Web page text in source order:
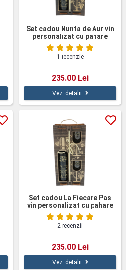
Set cadou Nunta de Aur vin
personalizat cu pahare
cutie lemn
1 recenzie
235.00 Lei
Vezi detalii
Set cadou La Fiecare Pas
vin personalizat cu pahare
cutie lemn
2 recenzii
235.00 Lei
Vezi detalii